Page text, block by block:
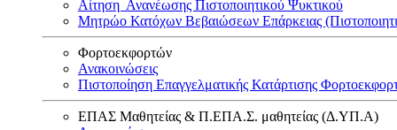
Αίτηση Ανανέωσης Πιστοποιητικού Ψυκτικού
Μητρώο Κατόχων Βεβαιώσεων Επάρκειας
Φορτοεκφορτών
Ανακοινώσεις
Πιστοποίηση Επαγγελματικής Κατάρτισης
ΕΠΑΣ Μαθητείας & Π.ΕΠΑ.Σ. μαθητείας (Δ.ΥΠ.Α)